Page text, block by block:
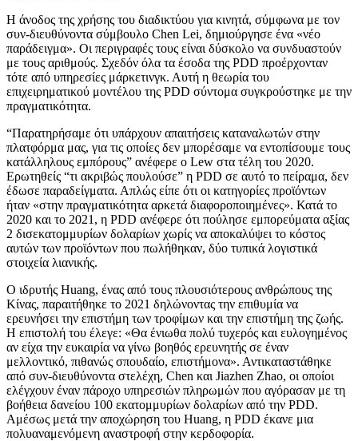
Η άνοδος της χρήσης του διαδικτύου για κινητά, σύμφωνα με τον
συν-διευθύνοντα σύμβουλο Chen Lei, δημιούργησε ένα «νέο
παράδειγμα». Οι περιγραφές τους είναι δύσκολο να συνδυαστούν
με τους αριθμούς. Σχεδόν όλα τα έσοδα της PDD προέρχονταν
τότε από υπηρεσίες μάρκετινγκ. Αυτή η θεωρία του
επιχειρηματικού μοντέλου της PDD σύντομα συγκρούστηκε με την
πραγματικότητα.
“Παρατηρήσαμε ότι υπάρχουν απαιτήσεις καταναλωτών στην
πλατφόρμα μας, για τις οποίες δεν μπορέσαμε να εντοπίσουμε τους
κατάλληλους εμπόρους” ανέφερε ο Lew στα τέλη του 2020.
Ερωτηθείς “τι ακριβώς πουλούσε” η PDD σε αυτό το πείραμα, δεν
έδωσε παραδείγματα. Απλώς είπε ότι οι κατηγορίες προϊόντων
ήταν «στην πραγματικότητα αρκετά διαφοροποιημένες». Κατά το
2020 και το 2021, η PDD ανέφερε ότι πούλησε εμπορεύματα αξίας
2 δισεκατομμυρίων δολαρίων χωρίς να αποκαλύψει το κόστος
αυτών των προϊόντων που πωλήθηκαν, δύο τυπικά λογιστικά
στοιχεία λιανικής.
Ο ιδρυτής Huang, ένας από τους πλουσιότερους ανθρώπους της
Κίνας, παραιτήθηκε το 2021 δηλώνοντας την επιθυμία να
ερευνήσει την επιστήμη των τροφίμων και την επιστήμη της ζωής.
Η επιστολή του έλεγε: «Θα ένιωθα πολύ τυχερός και ευλογημένος
αν είχα την ευκαιρία να γίνω βοηθός ερευνητής σε έναν
μελλοντικό, πιθανώς σπουδαίο, επιστήμονα». Αντικαταστάθηκε
από συν-διευθύνοντα στελέχη, Chen και Jiazhen Zhao, οι οποίοι
ελέγχουν έναν πάροχο υπηρεσιών πληρωμών που αγόρασαν με τη
βοήθεια δανείου 100 εκατομμυρίων δολαρίων από την PDD.
Αμέσως μετά την αποχώρηση του Huang, η PDD έκανε μια
πολυαναμενόμενη αναστροφή στην κερδοφορία.